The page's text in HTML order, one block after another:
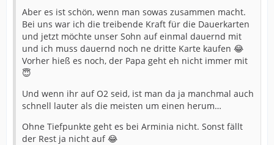
Aber es ist schön, wenn man sowas zusammen macht.
Bei uns war ich die treibende Kraft für die Dauerkarten
und jetzt möchte unser Sohn auf einmal dauernd mit
und ich muss dauernd noch ne dritte Karte kaufen 😂
Vorher hieß es noch, der Papa geht eh nicht immer mit
😇
Und wenn ihr auf O2 seid, ist man da ja manchmal auch
schnell lauter als die meisten um einen herum…
Ohne Tiefpunkte geht es bei Arminia nicht. Sonst fällt
der Rest ja nicht auf 😂